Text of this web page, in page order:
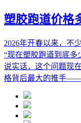
塑胶跑道价格
2026年开春以来，不
“现在塑胶跑道到底多
说实话，这个问题现
格背后最大的推手——